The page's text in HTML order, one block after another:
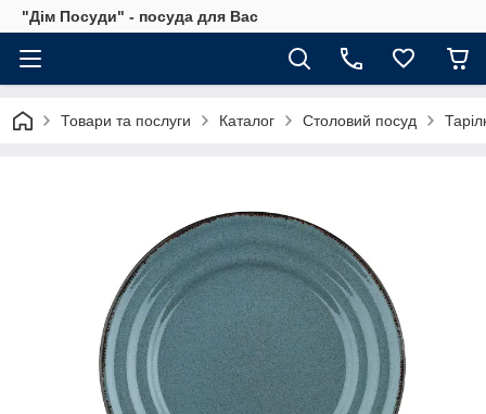
"Дім Посуди" - посуда для Вас
Товари та послуги Каталог Столовий посуд